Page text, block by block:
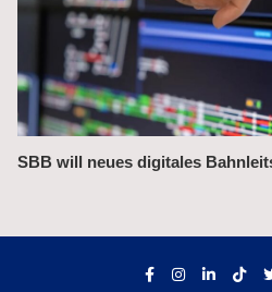
Bahnchefin rügt